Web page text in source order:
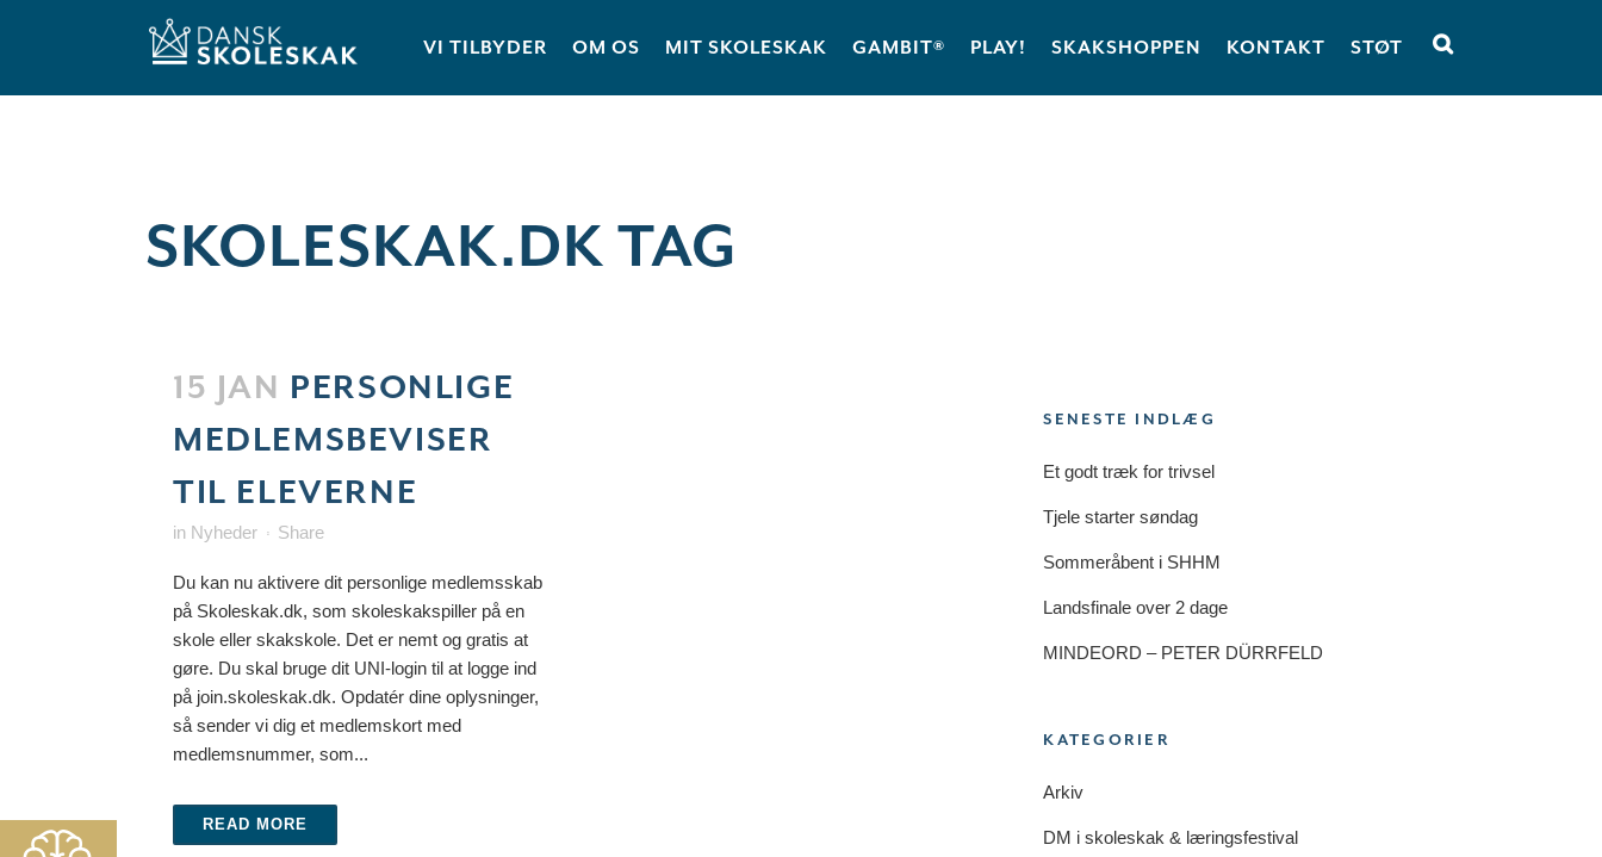
VI TILBYDER OM OS MIT SKOLESKAK GAMBIT® PLAY! SKAKSHOPPEN KONTAKT STØT
SKOLESKAK.DK TAG
15 JAN PERSONLIGE
MEDLEMSBEVISER
TIL ELEVERNE
in Nyheder Share
Du kan nu aktivere dit personlige medlemsskab
på Skoleskak.dk, som skoleskakspiller på en
skole eller skakskole. Det er nemt og gratis at
gøre. Du skal bruge dit UNI-login til at logge ind
på join.skoleskak.dk. Opdatér dine oplysninger,
så sender vi dig et medlemskort med
medlemsnummer, som...
READ MORE
SENESTE INDLÆG
Et godt træk for trivsel
Tjele starter søndag
Sommeråbent i SHHM
Landsfinale over 2 dage
MINDEORD – PETER DÜRRFELD
KATEGORIER
Arkiv
DM i skoleskak & læringsfestival